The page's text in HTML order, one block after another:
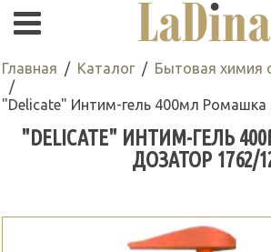
Главная Каталог Бытовая химия
"Delicate" Интим-гель 400мл Ромашка
"DELICATE" ИНТИМ-ГЕЛЬ
ДОЗАТОР 1762/